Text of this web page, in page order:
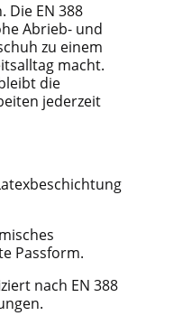
Die EN 388
Abrieb- und
zu einem
macht.
die
jederzeit
Passform.
nach EN 388